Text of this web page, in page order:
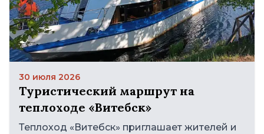
30 июля 2026
Туристический маршрут на
теплоходе «Витебск»
Теплоход «Витебск» приглашает жителей и